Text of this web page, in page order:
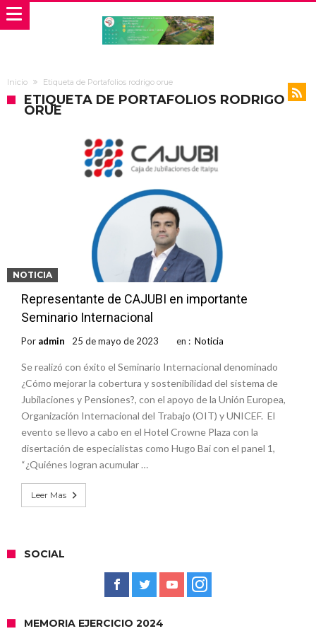
Inicio Etiqueta de Portafolios rodrigo orue
ETIQUETA DE PORTAFOLIOS RODRIGO
ORUE
NOTICIA
Representante de CAJUBI en importante
Seminario Internacional
Por admin 25 de mayo de 2023 en : Noticia
Se realizó con éxito el Seminario Internacional denominado
¿Cómo mejorar la cobertura y sostenibilidad del sistema de
Jubilaciones y Pensiones?, con el apoyo de la Unión Europea,
Organización Internacional del Trabajo (OIT) y UNICEF. El
evento se llevo a cabo en el Hotel Crowne Plaza con la
disertación de especialistas como Hugo Bai con el panel 1,
“¿Quiénes logran acumular …
Leer Mas
SOCIAL
MEMORIA EJERCICIO 2024